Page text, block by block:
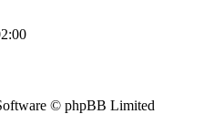
© phpBB Limited